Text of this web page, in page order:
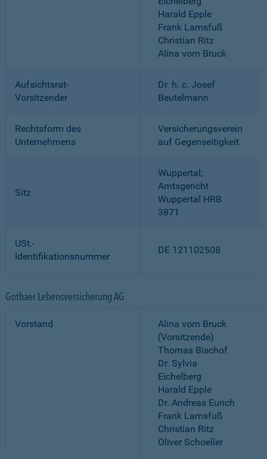
Harald Epple
Frank Lamsfuß
Christian Ritz
Alina vom Bruck
Aufsichtsrat-
Vorsitzender
Dr. h. c. Josef
Beutelmann
Rechtsform des
Unternehmens
Versicherungsverein
auf Gegenseitigkeit
Sitz
Wuppertal;
Amtsgericht
Wuppertal HRB
3871
USt.-
Identifikationsnummer
DE 121102508
Gothaer Lebensversicherung AG
Vorstand
Alina vom Bruck
(Vorsitzende)
Thomas Bischof
Dr. Sylvia
Eichelberg
Harald Epple
Dr. Andreas Eurich
Frank Lamsfuß
Christian Ritz
Oliver Schoeller